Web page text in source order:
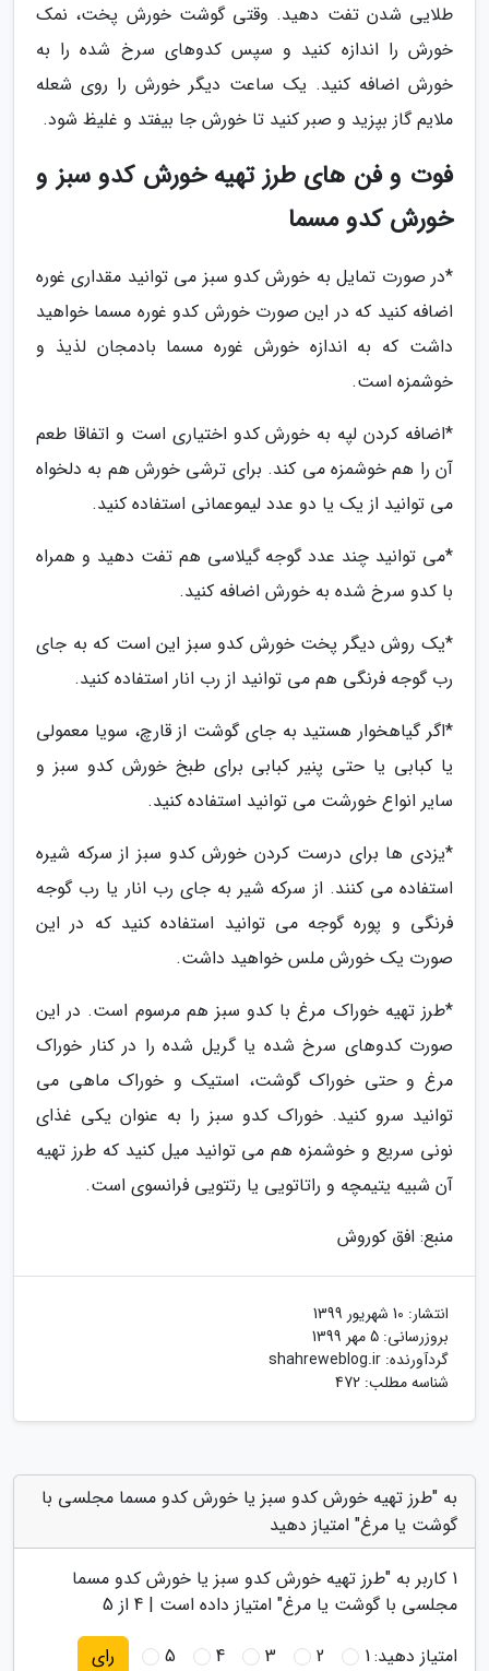
طلایی شدن تفت دهید. وقتی گوشت خورش پخت، نمک
خورش را اندازه کنید و سپس کدوهای سرخ شده را به
خورش اضافه کنید. یک ساعت دیگر خورش را روی شعله
ملایم گاز بپزید و صبر کنید تا خورش جا بیفتد و غلیظ شود.
فوت و فن های طرز تهیه خورش کدو سبز و
خورش کدو مسما
*در صورت تمایل به خورش کدو سبز می توانید مقداری غوره
اضافه کنید که در این صورت خورش کدو غوره مسما خواهید
داشت که به اندازه خورش غوره مسما بادمجان لذیذ و
خوشمزه است.
*اضافه کردن لپه به خورش کدو اختیاری است و اتفاقا طعم
آن را هم خوشمزه می کند. برای ترشی خورش هم به دلخواه
می توانید از یک یا دو عدد لیموعمانی استفاده کنید.
*می توانید چند عدد گوجه گیلاسی هم تفت دهید و همراه
با کدو سرخ شده به خورش اضافه کنید.
*یک روش دیگر پخت خورش کدو سبز این است که به جای
رب گوجه فرنگی هم می توانید از رب انار استفاده کنید.
*اگر گیاهخوار هستید به جای گوشت از قارچ، سویا معمولی
یا کبابی یا حتی پنیر کبابی برای طبخ خورش کدو سبز و
سایر انواع خورشت می توانید استفاده کنید.
*یزدی ها برای درست کردن خورش کدو سبز از سرکه شیره
استفاده می کنند. از سرکه شیر به جای رب انار یا رب گوجه
فرنگی و پوره گوجه می توانید استفاده کنید که در این
صورت یک خورش ملس خواهید داشت.
*طرز تهیه خوراک مرغ با کدو سبز هم مرسوم است. در این
صورت کدوهای سرخ شده یا گریل شده را در کنار خوراک
مرغ و حتی خوراک گوشت، استیک و خوراک ماهی می
توانید سرو کنید. خوراک کدو سبز را به عنوان یکی غذای
نونی سریع و خوشمزه هم می توانید میل کنید که طرز تهیه
آن شبیه یتیمچه و راتاتویی یا رتتویی فرانسوی است.
منبع: افق کوروش
انتشار: 10 شهریور 1399
بروزرسانی: 5 مهر 1399
گردآورنده: shahreweblog.ir
شناسه مطلب: 472
به "طرز تهیه خورش کدو سبز یا خورش کدو مسما مجلسی با
گوشت یا مرغ" امتیاز دهید
1 کاربر به "طرز تهیه خورش کدو سبز یا خورش کدو مسما
مجلسی با گوشت یا مرغ" امتیاز داده است | 4 از 5
امتیاز دهید:1
2
3
4
5 رای